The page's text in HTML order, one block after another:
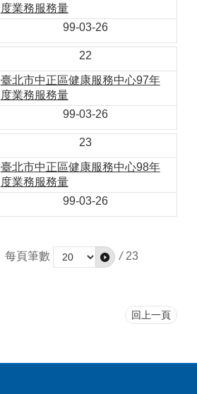
度業務服務量
99-03-26
22
臺北市中正區健康服務中心97年
度業務服務量
99-03-26
23
臺北市中正區健康服務中心98年
度業務服務量
99-03-26
每頁筆數
/ 23
回上一頁